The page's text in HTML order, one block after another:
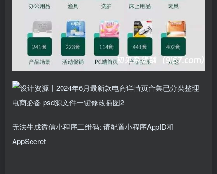
无法生成微信小程序二维码: 请配置小程序AppID和
AppSecret